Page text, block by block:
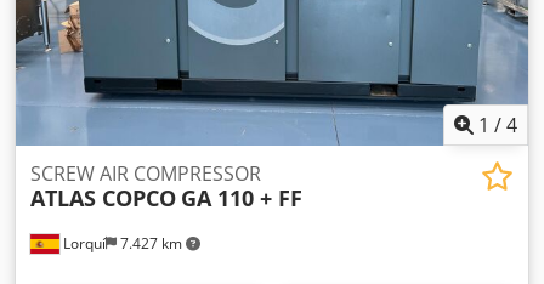
1 /4
Lorquí 7.427 km
SCREW AIR COMPRESSOR
ATLAS COPCO GA 110 + FF